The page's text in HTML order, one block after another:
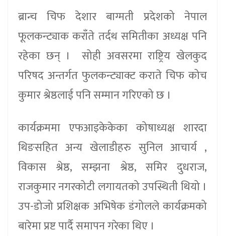
ब्रान्च चिफ देशार बाग्मती प्रदेशको नेपाल
फूलकन्ट्याक कराँते तर्दथ समितीका अध्यक्ष पनि
रहेका छन् । सोही अवसरमा राष्ट्रिय खेलकुद
परिषद अन्तर्गत फुलकन्ट्याक्ट कराते चिफ कोच
कुमार श्रेष्ठलाई पनि सम्मान गरिएको छ ।
कार्यक्रममा एफआइकेकेका कोषाध्यक्ष शारदा
थिङसहित अन्य खेलाडीहरु सुनिल आचार्य ,
विकास श्रेष्ठ, सम्झना श्रेष्ठ, समिर दुधराज,
राजकुमार नगरकोटी लगायतको उपस्थिती थियो ।
उप-डोजो प्रशिक्षक अभिषेक डंगोलले कार्यक्रमको
बारेमा प्रष्ट पार्दै समापन गरेका थिए ।